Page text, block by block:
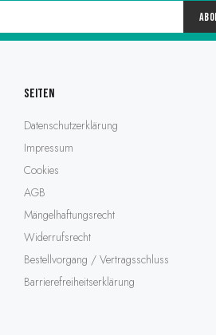
Seiten
Datenschutzerklärung
Impressum
Cookies
AGB
Mängelhaftungsrecht
Widerrufsrecht
Bestellvorgang / Vertragsschluss
Barrierefreiheitserklärung